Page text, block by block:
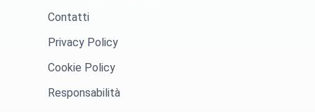
Contatti
Privacy Policy
Cookie Policy
Responsabilità